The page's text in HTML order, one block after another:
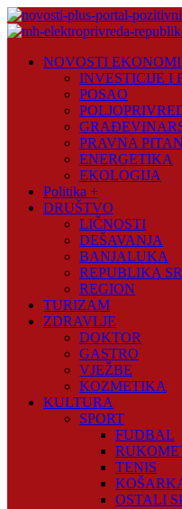
Skip
to
Plus
NOVOSTI
INVESTICIJE I
POSAO
PRAVNA
ENERGETIKA
EKOLOGIJA
Politika +
DRUŠTVO
LIČNOSTI
DEŠAVANJA
BANJALUKA
REPUBLIKA
REGION
TURIZAM
ZDRAVLJE
DOKTOR
GASTRO
VJEŽBE
KOZMETIKA
KULTURA
SPORT
FUDBAL
TENIS
OSTALI